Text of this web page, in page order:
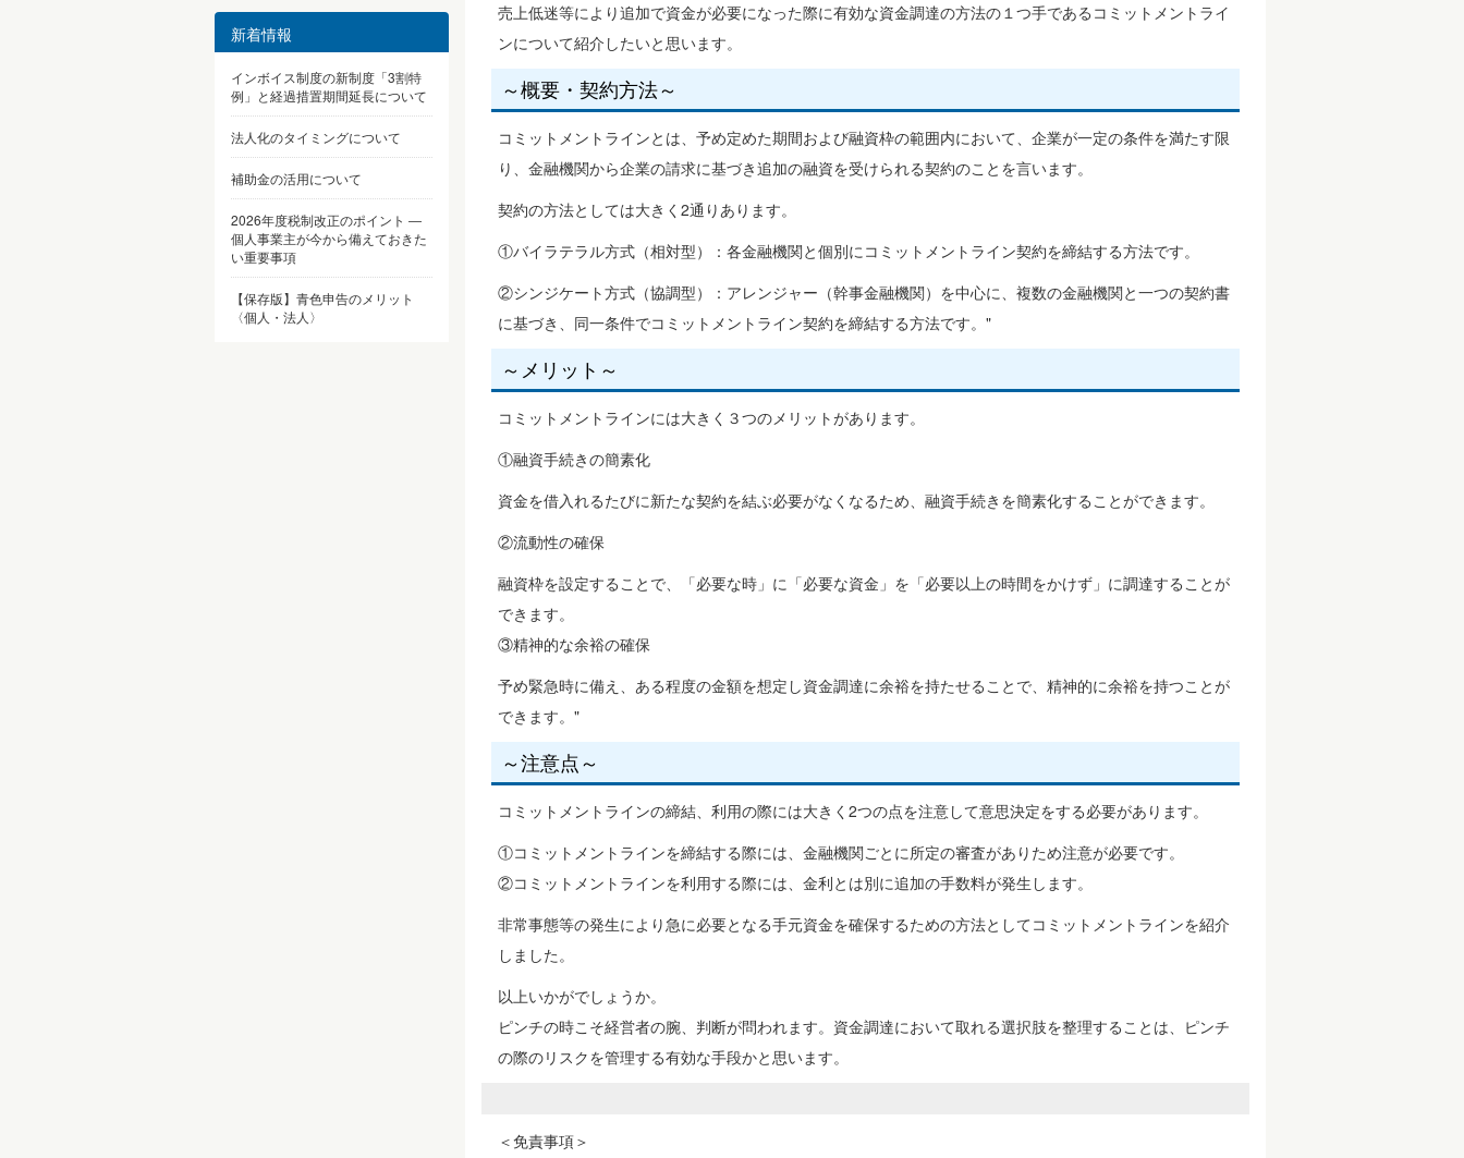
売上低迷等により追加で資金が必要になった際に有効な資金調達の方法の１つ手であるコミットメントライ
ンについて紹介したいと思います。
～概要・契約方法～
コミットメントラインとは、予め定めた期間および融資枠の範囲内において、企業が一定の条件を満たす限
り、金融機関から企業の請求に基づき追加の融資を受けられる契約のことを言います。
契約の方法としては大きく2通りあります。
①バイラテラル方式（相対型）：各金融機関と個別にコミットメントライン契約を締結する方法です。
②シンジケート方式（協調型）：アレンジャー（幹事金融機関）を中心に、複数の金融機関と一つの契約書
に基づき、同一条件でコミットメントライン契約を締結する方法です。"
～メリット～
コミットメントラインには大きく３つのメリットがあります。
①融資手続きの簡素化
資金を借入れるたびに新たな契約を結ぶ必要がなくなるため、融資手続きを簡素化することができます。
②流動性の確保
融資枠を設定することで、「必要な時」に「必要な資金」を「必要以上の時間をかけず」に調達することが
できます。
③精神的な余裕の確保
予め緊急時に備え、ある程度の金額を想定し資金調達に余裕を持たせることで、精神的に余裕を持つことが
できます。"
～注意点～
コミットメントラインの締結、利用の際には大きく2つの点を注意して意思決定をする必要があります。
①コミットメントラインを締結する際には、金融機関ごとに所定の審査がありため注意が必要です。
②コミットメントラインを利用する際には、金利とは別に追加の手数料が発生します。
非常事態等の発生により急に必要となる手元資金を確保するための方法としてコミットメントラインを紹介
しました。
以上いかがでしょうか。
ピンチの時こそ経営者の腕、判断が問われます。資金調達において取れる選択肢を整理することは、ピンチ
の際のリスクを管理する有効な手段かと思います。
＜免責事項＞
新着情報
インボイス制度の新制度「3割特
例」と経過措置期間延長について
法人化のタイミングについて
補助金の活用について
2026年度税制改正のポイント ―
個人事業主が今から備えておきた
い重要事項
【保存版】青色申告のメリット
〈個人・法人〉